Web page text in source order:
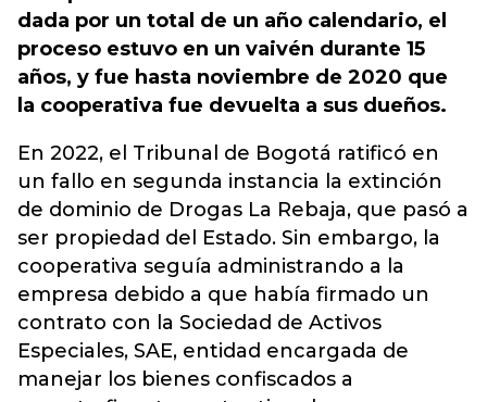
dada por un total de un año calendario, el
proceso estuvo en un vaivén durante 15
años, y fue hasta noviembre de 2020 que
la cooperativa fue devuelta a sus dueños.
En 2022, el Tribunal de Bogotá ratificó en
un fallo en segunda instancia la extinción
de dominio de Drogas La Rebaja, que pasó a
ser propiedad del Estado. Sin embargo, la
cooperativa seguía administrando a la
empresa debido a que había firmado un
contrato con la Sociedad de Activos
Especiales, SAE, entidad encargada de
manejar los bienes confiscados a